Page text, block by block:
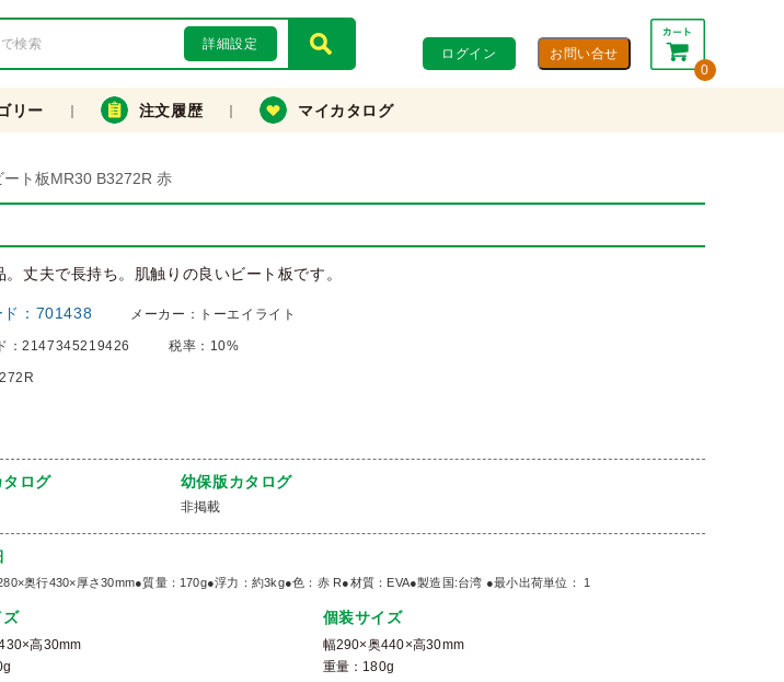
詳細設定
ログイン
0
合計： 0円
カートを見る・注文する
リー 注文履歴 マイカタログ
ト板MR30 B3272R 赤
丈夫で長持ち。肌触りの良いビート板です。
： 701438 メーカー： トーエイライト
：2147345219426 税率： 10%
ログ 幼保版カタログ
非掲載
奥行430×厚さ30mm●質量：170g●浮力：約3kg●色：赤 R●材質：EVA●製造国:台湾 ●最小出荷単位： 1
ズ
高30mm
個装サイズ
幅290×奥440×高30mm
重量：180g